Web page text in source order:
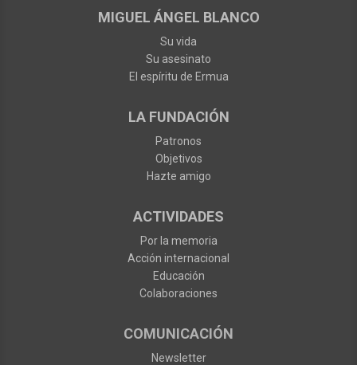
MIGUEL ÁNGEL BLANCO
Su vida
Su asesinato
El espíritu de Ermua
LA FUNDACIÓN
Patronos
Objetivos
Hazte amigo
ACTIVIDADES
Por la memoria
Acción internacional
Educación
Colaboraciones
COMUNICACIÓN
Newsletter